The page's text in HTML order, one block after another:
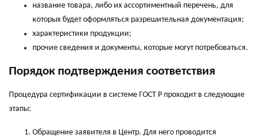
название товара, либо их ассортиментный перечень, для
которых будет оформляться разрешительная документация;
характеристики продукции;
прочие сведения и документы, которые могут потребоваться.
Порядок подтверждения соответствия
Процедура сертификации в системе ГОСТ Р проходит в следующие
этапы:
Обращение заявителя в Центр. Для него проводится